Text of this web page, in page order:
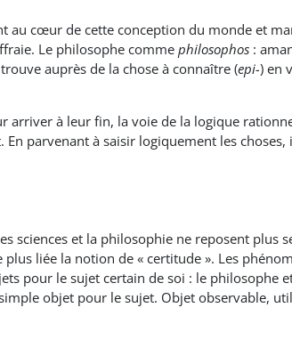
au cœur de cette conception du monde et
Le philosophe commephilosophos :
auprès de la chose à connaître (epi-) en
à leur fin, la voie de la logique
parvenant à saisir logiquement les
sciences et la philosophie ne reposent plus
liée la notion de « certitude ». Les
pour le sujet certain de soi : le philosophe
objet pour le sujet. Objet observable,